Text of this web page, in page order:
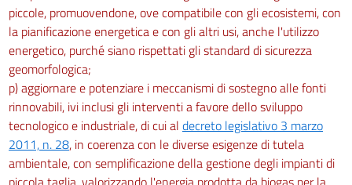
piccole, promuovendone, ove compatibile con gli ecosistemi, con
la pianificazione energetica e con gli altri usi, anche l'utilizzo
energetico, purché siano rispettati gli standard di sicurezza
geomorfologica;
p) aggiornare e potenziare i meccanismi di sostegno alle fonti
rinnovabili, ivi inclusi gli interventi a favore dello sviluppo
tecnologico e industriale, di cui al decreto legislativo 3 marzo
2011, n. 28, in coerenza con le diverse esigenze di tutela
ambientale, con semplificazione della gestione degli impianti di